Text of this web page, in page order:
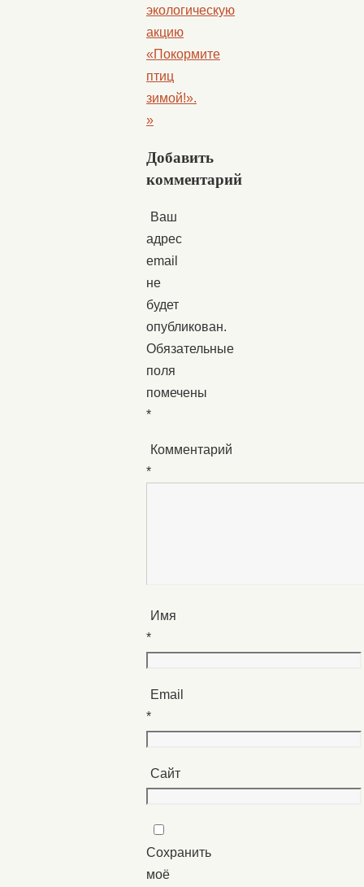
экологическую
акцию
«Покормите
птиц
зимой!».
»
Добавить
комментарий
Ваш
адрес
email
не
будет
опубликован.
Обязательные
поля
помечены
*
Комментарий
*
Имя
*
Email
*
Сайт
Сохранить
моё